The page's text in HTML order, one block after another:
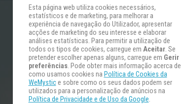
Esta página web utiliza cookies necessários,
estatísticos e de marketing, para melhorar a
experiência de navegação do Utilizador, apresentar
acções de marketing do seu interesse e elaborar
análises estatísticas. Para permitir a utilização de
todos os tipos de cookies, carregue em Aceitar. Se
pretender escolher apenas alguns, carregue em Gerir
preferências. Pode obter mais informação acerca de
como usamos cookies na Política de Cookies da
WeMystice sobre como os seus dados podem ser
utilizados para a personalização de anúncios na
Política de Privacidade e de Uso da Google.